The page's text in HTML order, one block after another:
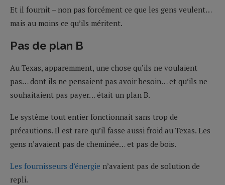
Et il fournit – non pas forcément ce que les gens veulent…
mais au moins ce qu’ils méritent.
Pas de plan B
Au Texas, apparemment, une chose qu’ils ne voulaient
pas… dont ils ne pensaient pas avoir besoin… et qu’ils ne
souhaitaient pas payer… était un plan B.
Le système tout entier fonctionnait sans trop de
précautions. Il est rare qu’il fasse aussi froid au Texas. Les
gens n’avaient pas de cheminée… et pas de bois.
Les fournisseurs d’énergie n’avaient pas de solution de
repli.